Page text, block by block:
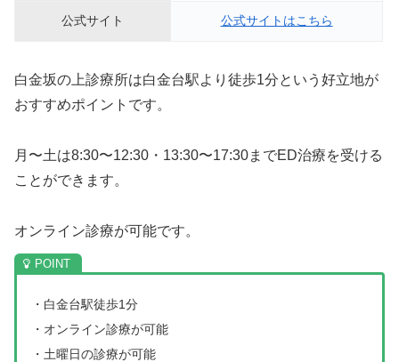
公式サイト 公式サイトはこちら
白金坂の上診療所は白金台駅より徒歩1分という好立地が
おすすめポイントです。
月〜土は8:30〜12:30・13:30〜17:30までED治療を受ける
ことができます。
オンライン診療が可能です。
・白金台駅徒歩1分
・オンライン診療が可能
・土曜日の診療が可能